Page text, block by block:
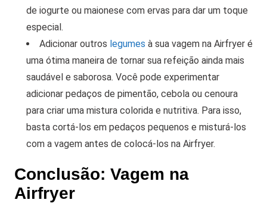
de iogurte ou maionese com ervas para dar um toque
especial.
Adicionar outros legumes à sua vagem na Airfryer é
uma ótima maneira de tornar sua refeição ainda mais
saudável e saborosa. Você pode experimentar
adicionar pedaços de pimentão, cebola ou cenoura
para criar uma mistura colorida e nutritiva. Para isso,
basta cortá-los em pedaços pequenos e misturá-los
com a vagem antes de colocá-los na Airfryer.
Conclusão: Vagem na
Airfryer